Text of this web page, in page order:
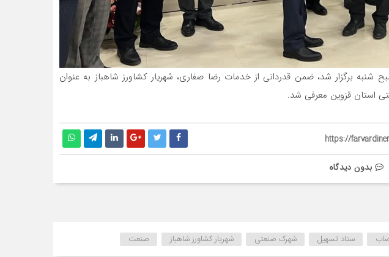
برگزار شد، ضمن قدردانی از خدمات رضا صفاری، شهریار کشاورز شاهباز به عنوان
استان قزوین معرفی شد.
https://
بدون دیدگاه
ستاد تسهیل شهرک صنعتی شهریار کشاورز شاهباز صنعت